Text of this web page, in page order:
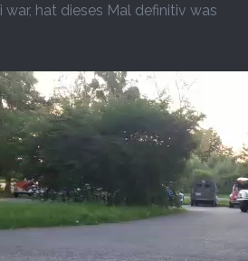
war, hat dieses Mal definitiv was